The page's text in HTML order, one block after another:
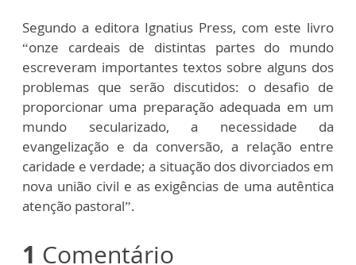
Segundo a editora Ignatius Press, com este livro
“onze cardeais de distintas partes do mundo
escreveram importantes textos sobre alguns dos
problemas que serão discutidos: o desafio de
proporcionar uma preparação adequada em um
mundo secularizado, a necessidade da
evangelização e da conversão, a relação entre
caridade e verdade; a situação dos divorciados em
nova união civil e as exigências de uma autêntica
atenção pastoral”.
1 Comentário